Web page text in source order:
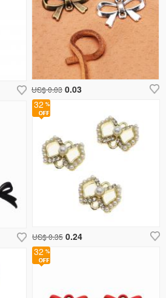
32
US$ 0.03 0.03
32
US$ 0.35 0.24